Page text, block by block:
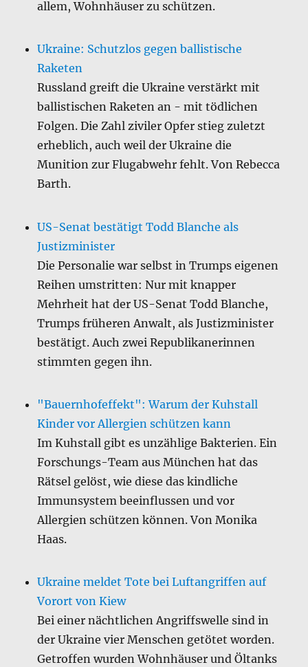
allem, Wohnhäuser zu schützen.
Ukraine: Schutzlos gegen ballistische
Raketen
Russland greift die Ukraine verstärkt mit
ballistischen Raketen an - mit tödlichen
Folgen. Die Zahl ziviler Opfer stieg zuletzt
erheblich, auch weil der Ukraine die
Munition zur Flugabwehr fehlt. Von Rebecca
Barth.
US-Senat bestätigt Todd Blanche als
Justizminister
Die Personalie war selbst in Trumps eigenen
Reihen umstritten: Nur mit knapper
Mehrheit hat der US-Senat Todd Blanche,
Trumps früheren Anwalt, als Justizminister
bestätigt. Auch zwei Republikanerinnen
stimmten gegen ihn.
"Bauernhofeffekt": Warum der Kuhstall
Kinder vor Allergien schützen kann
Im Kuhstall gibt es unzählige Bakterien. Ein
Forschungs-Team aus München hat das
Rätsel gelöst, wie diese das kindliche
Immunsystem beeinflussen und vor
Allergien schützen können. Von Monika
Haas.
Ukraine meldet Tote bei Luftangriffen auf
Vorort von Kiew
Bei einer nächtlichen Angriffswelle sind in
der Ukraine vier Menschen getötet worden.
Getroffen wurden Wohnhäuser und Öltanks